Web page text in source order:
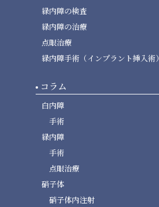
緑内障の検査
緑内障の治療
点眼治療
緑内障手術（インプラント挿入術）
コラム
白内障
手術
緑内障
手術
点眼治療
硝子体
硝子体内注射